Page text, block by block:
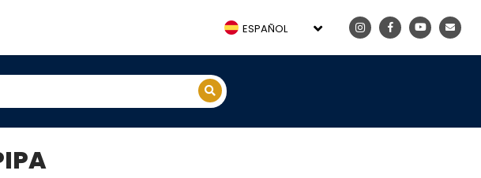
ESPAÑOL